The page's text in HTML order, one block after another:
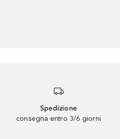
Spedizione
consegna entro 3/6 giorni